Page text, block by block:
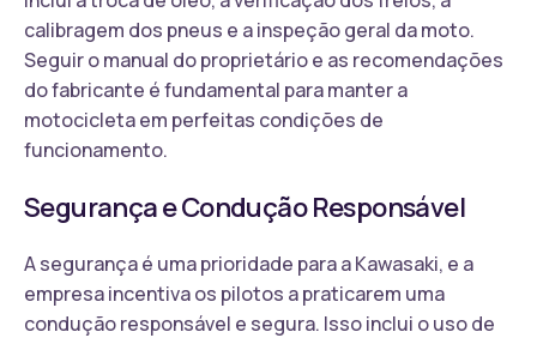
calibragem dos pneus e a inspeção geral da moto.
Seguir o manual do proprietário e as recomendações
do fabricante é fundamental para manter a
motocicleta em perfeitas condições de
funcionamento.
Segurança e Condução Responsável
A segurança é uma prioridade para a Kawasaki, e a
empresa incentiva os pilotos a praticarem uma
condução responsável e segura. Isso inclui o uso de